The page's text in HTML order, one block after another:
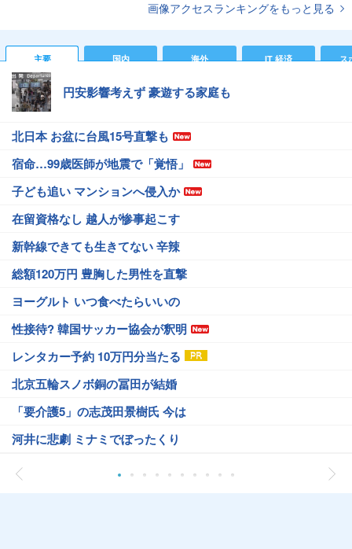
画像アクセスランキングをもっと見る
主要 国内 海外 IT 経済 ス
円安影響考えず 豪遊する家庭も
北日本 お盆に台風15号直撃も
宿命…99歳医師が地震で「覚悟」
子ども追い マンションへ侵入か
在留資格なし 越人が惨事起こす
新幹線できても生きてない 辛辣
総額120万円 豊胸した男性を直撃
ヨーグルト いつ食べたらいいの
性接待? 韓国サッカー協会が釈明
レンタカー予約 10万円分当たる
北京五輪スノボ銅の冨田が結婚
「要介護5」の志茂田景樹氏 今は
河井に悲劇 ミナミでぼったくり